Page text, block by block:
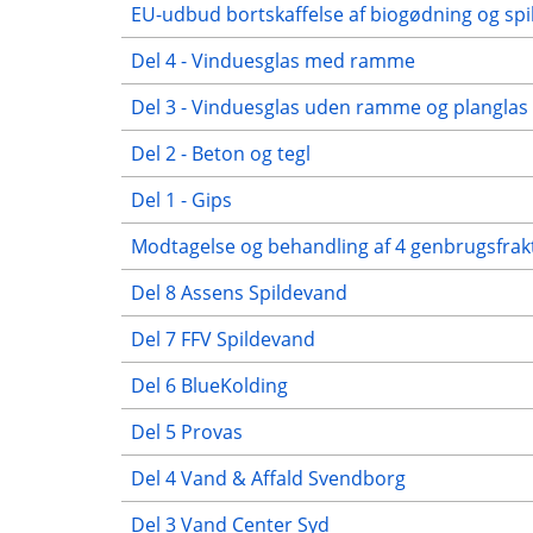
EU-udbud bortskaffelse af biogødning og
Del 4 - Vinduesglas med ramme
Del 3 - Vinduesglas uden ramme og planglas
Del 2 - Beton og tegl
Del 1 - Gips
Modtagelse og behandling af 4
Del 8 Assens Spildevand
Del 7 FFV Spildevand
Del 6 BlueKolding
Del 5 Provas
Del 4 Vand & Affald Svendborg
Del 3 Vand Center Syd